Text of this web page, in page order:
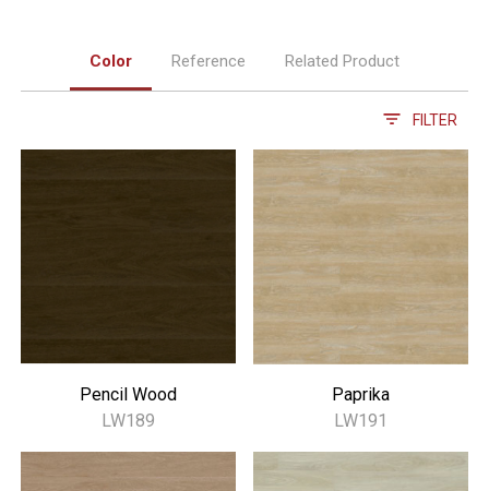
Color Reference Related Product
FILTER
Pencil Wood
LW189
Paprika
LW191